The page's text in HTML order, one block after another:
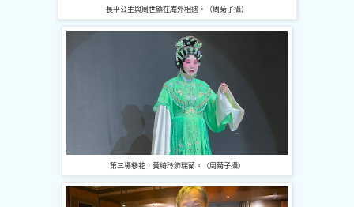
長平公主與周世顯在庵外相遇。（周菊子攝）
第三場移花，黃綺玲飾瑞蘭。（周菊子攝）